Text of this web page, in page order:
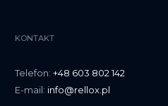
KONTAKT
Telefon: +48 603 802 142
E-mail: info@rellox.pl